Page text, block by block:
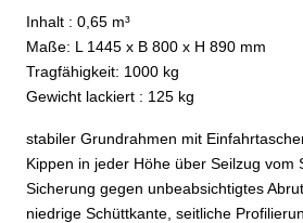
Inhalt : 0,65 m³
Maße: L 1445 x B 800 x H 890 mm
Tragfähigkeit: 1000 kg
Gewicht lackiert : 125 kg
stabiler Grundrahmen mit
Kippen in jeder Höhe über Seilzug vom
Sicherung gegen unbeabsichtigtes
niedrige Schüttkante, seitliche